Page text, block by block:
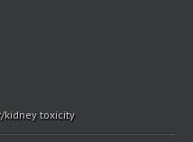
kidney toxicity